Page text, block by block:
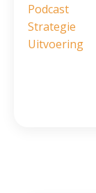
Podcast
Strategie
Uitvoering